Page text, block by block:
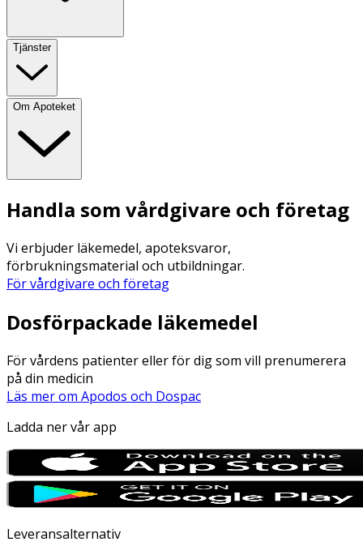
Tjänster
Om Apoteket
Handla som vårdgivare och företag
Vi erbjuder läkemedel, apoteksvaror,
förbrukningsmaterial och utbildningar.
För vårdgivare och företag
Dosförpackade läkemedel
För vårdens patienter eller för dig som vill prenumerera
på din medicin
Läs mer om Apodos och Dospac
Ladda ner vår app
Leveransalternativ